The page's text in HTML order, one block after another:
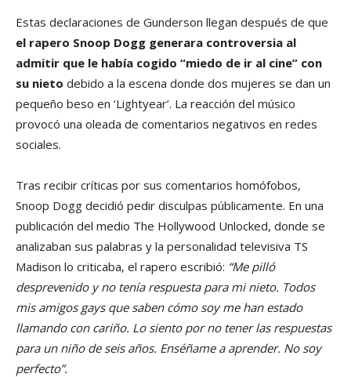
Estas declaraciones de Gunderson llegan después de que
el rapero Snoop Dogg generara controversia al
admitir que le había cogido “miedo de ir al cine” con
su nieto debido a la escena donde dos mujeres se dan un
pequeño beso en ‘Lightyear’. La reacción del músico
provocó una oleada de comentarios negativos en redes
sociales.
Tras recibir críticas por sus comentarios homófobos,
Snoop Dogg decidió pedir disculpas públicamente. En una
publicación del medio The Hollywood Unlocked, donde se
analizaban sus palabras y la personalidad televisiva TS
Madison lo criticaba, el rapero escribió: “Me pilló
desprevenido y no tenía respuesta para mi nieto. Todos
mis amigos gays que saben cómo soy me han estado
llamando con cariño. Lo siento por no tener las respuestas
para un niño de seis años. Enséñame a aprender. No soy
perfecto”.